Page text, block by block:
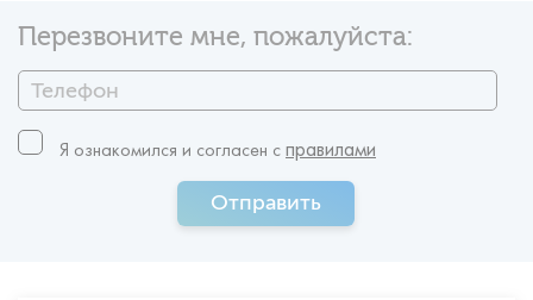
Перезвоните мне, пожалуйста:
Отправить
Я ознакомился и согласен c